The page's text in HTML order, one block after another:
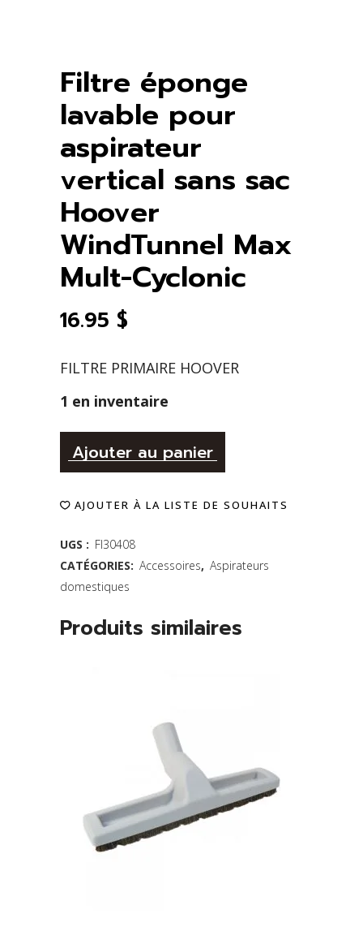
Filtre éponge
lavable pour
aspirateur
vertical sans sac
Hoover
WindTunnel Max
Mult-Cyclonic
16.95 $
FILTRE PRIMAIRE HOOVER
1 en inventaire
Filtre
éponge
lavable
pour
aspirateur
vertical
sans
Cyclonic
quantity
Ajouter au panier
AJOUTER À LA LISTE DE SOUHAITS
UGS : FI30408
CATÉGORIES: Accessoires, Aspirateurs
domestiques
Produits similaires